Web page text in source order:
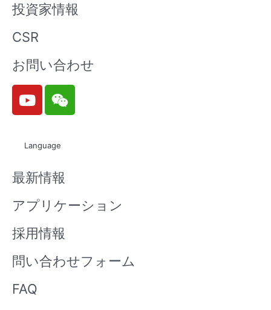
投資家情報
CSR
お問い合わせ
Y
o
u
b
e
W
e
i
n
Language
最新情報
アプリケーション
採用情報
問い合わせフォーム
FAQ